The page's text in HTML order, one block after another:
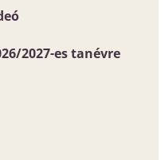
2027-es tanévre